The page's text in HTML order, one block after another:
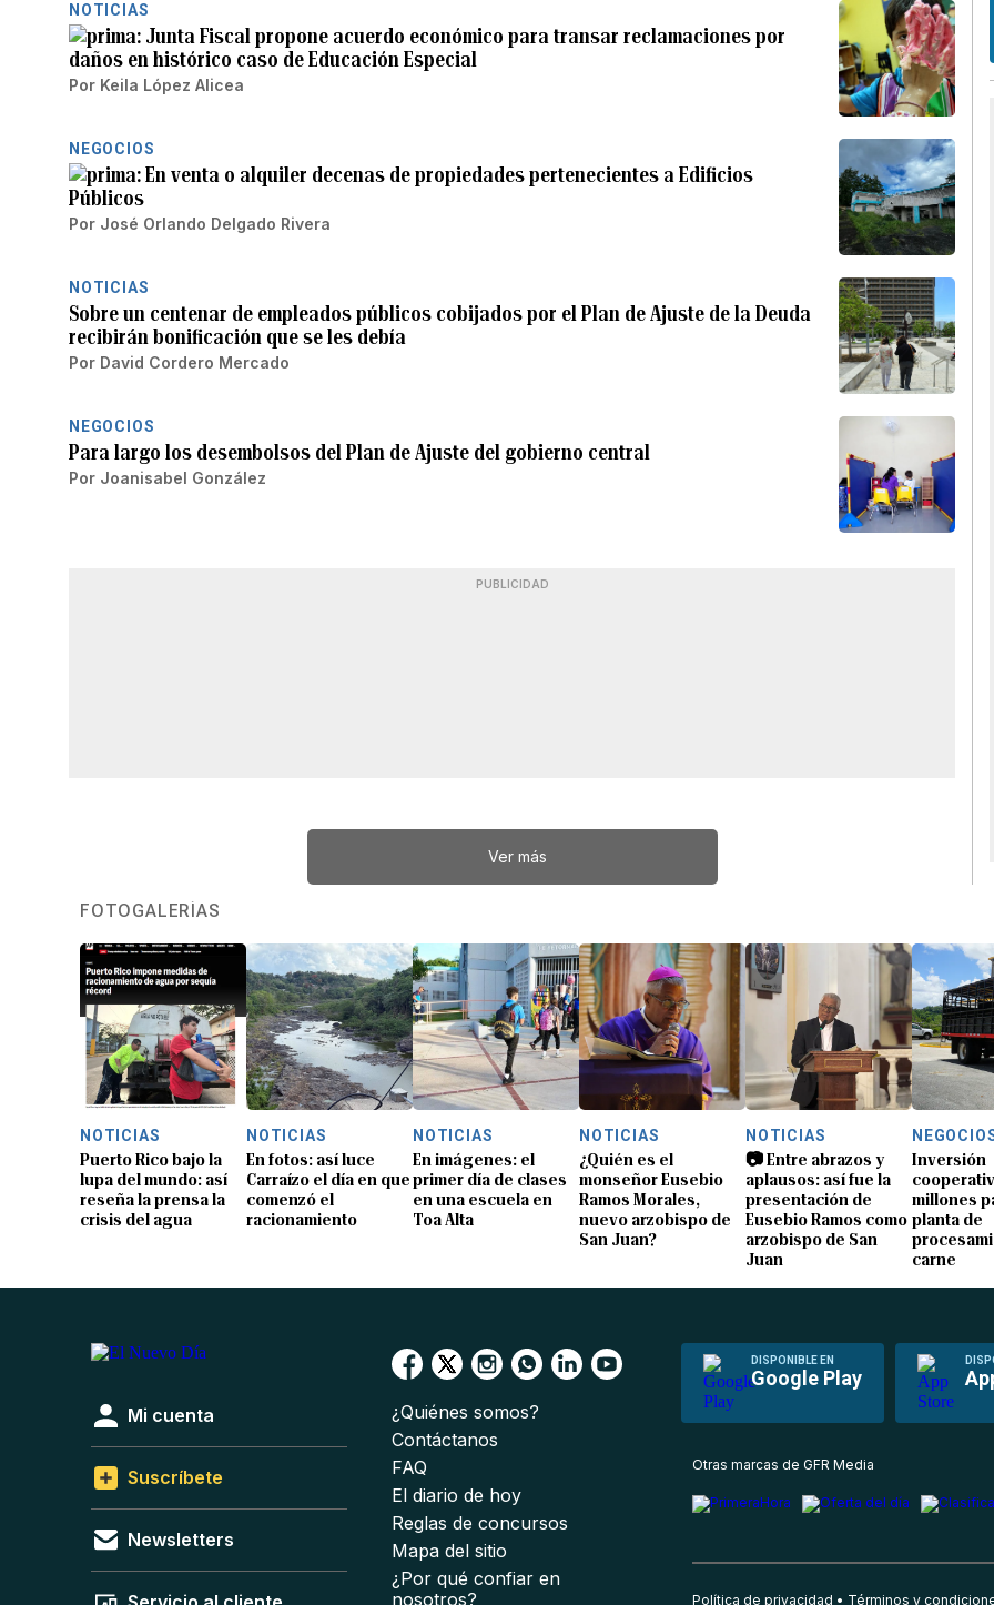
NOTICIAS
Junta Fiscal propone acuerdo económico para transar reclamaciones por
daños en histórico caso de Educación Especial
Por Keila López Alicea
NEGOCIOS
En venta o alquiler decenas de propiedades pertenecientes a Edificios
Públicos
Por José Orlando Delgado Rivera
NOTICIAS
Sobre un centenar de empleados públicos cobijados por el Plan de Ajuste de la Deuda
recibirán bonificación que se les debía
Por David Cordero Mercado
NEGOCIOS
Para largo los desembolsos del Plan de Ajuste del gobierno central
Por Joanisabel González
PUBLICIDAD
Ver más
FOTOGALERÍAS
NOTICIAS
Puerto Rico bajo la
lupa del mundo: así
reseña la prensa la
crisis del agua
NOTICIAS
En fotos: así luce
Carraízo el día en que
comenzó el
racionamiento
NOTICIAS
En imágenes: el
primer día de clases
en una escuela en
Toa Alta
NOTICIAS
¿Quién es el
monseñor Eusebio
Ramos Morales,
nuevo arzobispo de
San Juan?
NOTICIAS
📷 Entre abrazos y
aplausos: así fue la
presentación de
Eusebio Ramos como
arzobispo de San
Juan
Inversión
millones
planta de
carne
DISPONIBLE EN
Google Play
Mi cuenta
Suscríbete
Newsletters
¿Quiénes somos?
Contáctanos
FAQ
El diario de hoy
Reglas de concursos
Mapa del sitio
¿Por qué confiar en
nosotros?
Otras marcas de GFR Media
Política de privacidad Términos y